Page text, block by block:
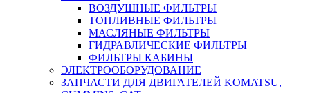
ВОЗДУШНЫЕ ФИЛЬТРЫ
ТОПЛИВНЫЕ ФИЛЬТРЫ
МАСЛЯНЫЕ ФИЛЬТРЫ
ГИДРАВЛИЧЕСКИЕ ФИЛЬТРЫ
ФИЛЬТРЫ КАБИНЫ
ЭЛЕКТРООБОРУДОВАНИЕ
ЗАПЧАСТИ ДЛЯ ДВИГАТЕЛЕЙ KOMATSU,